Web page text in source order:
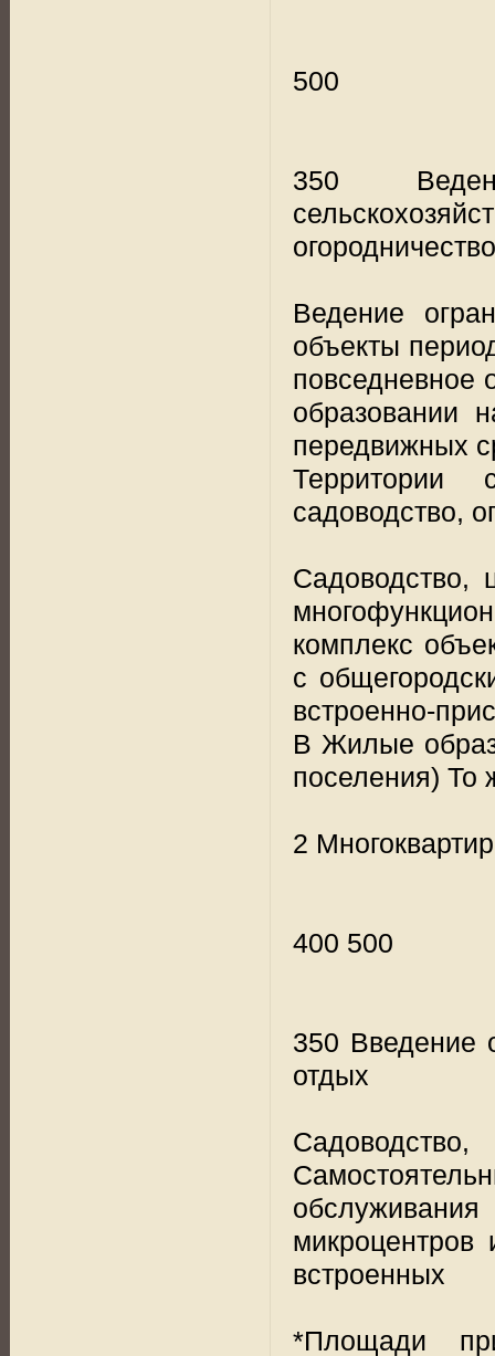
500
350
Ведение
объекты
повседневное
образовании
передвижных
Территории
садоводство,
Садоводство,
комплекс
с
встроенно-
В Жилые
поселения) То
2
400 500
350 Введение
отдых
встроенных
*Площади